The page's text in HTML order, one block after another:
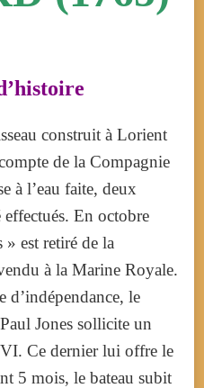
construit à Lorient
de la Compagnie
à l’eau faite, deux
En octobre
est retiré de la
à la Marine Royale.
d’indépendance, le
Jones sollicite un
Ce dernier lui offre le
5 mois, le bateau subit